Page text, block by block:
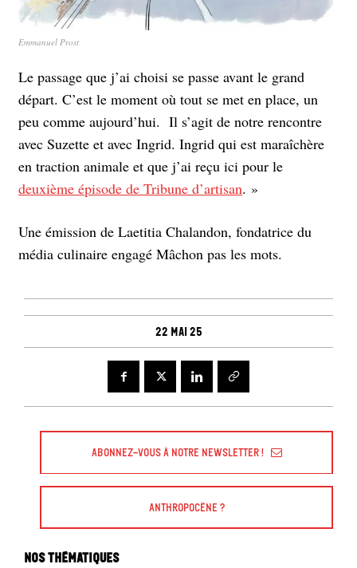
Emmanuel Prost
Le passage que j’ai choisi se passe avant le grand
départ. C’est le moment où tout se met en place, un
peu comme aujourd’hui. Il s’agit de notre rencontre
avec Suzette et avec Ingrid. Ingrid qui est maraîchère
en traction animale et que j’ai reçu ici pour le
deuxième épisode de Tribune d’artisan. »
Une émission de Laetitia Chalandon, fondatrice du
média culinaire engagé Mâchon pas les mots.
22 mai 25
Abonnez-vous à Notre Newsletter !
Anthropocène ?
Nos thématiques